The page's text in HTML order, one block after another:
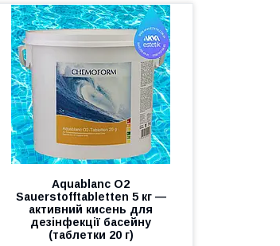
Aquablanc O2
Sauerstofftabletten 5 кг —
активний кисень для
дезінфекції басейну
(таблетки 20 г)